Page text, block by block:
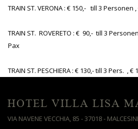
TRAIN ST. VERONA : € 150,- till 3
TRAIN ST. ROVERETO : € 90,- till 3
Pax
TRAIN ST. PESCHIERA : € 130,- till 3 Pers. ,
HOTEL VILLA LISA
VIA NAVENE VECCHIA, 85 - 37018 -